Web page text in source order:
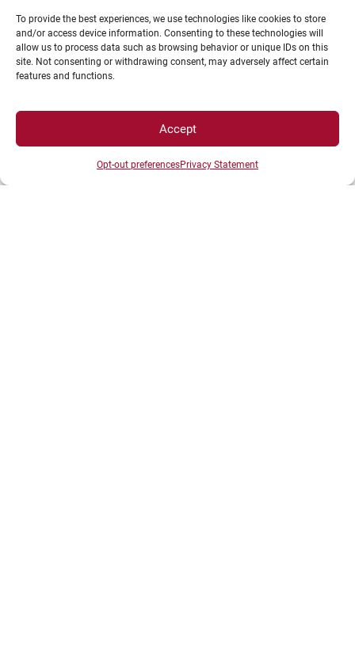
To provide the best experiences, we use technologies like cookies to store
and/or access device information. Consenting to these technologies will
allow us to process data such as browsing behavior or unique IDs on this
site. Not consenting or withdrawing consent, may adversely affect certain
features and functions.
Accept
Opt-out preferencesPrivacy Statement
INFORMATIONS LÉGALES
Plan d’accès des campus
Mentions légales
Données personnelles et gestion des cookies